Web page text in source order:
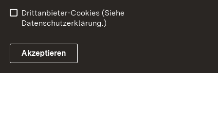
Drittanbieter-Cookies (Siehe
Datenschutzerklärung.)
Akzeptieren